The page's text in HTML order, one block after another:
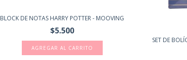
BLOCK DE NOTAS HARRY POTTER - MOOVING
$5.500
SET DE